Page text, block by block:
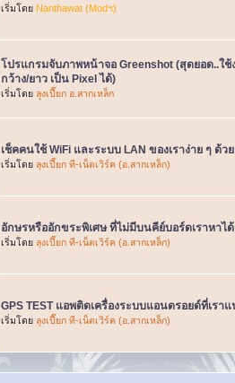
เริ่มโดย Nanthawat (Modฯ)
โปรแกรมจับภาพหน้าจอ Greenshot (สุดยอด..ใ
กว้าง/ยาว เป็น Pixel ได้)
เริ่มโดย ลฺุงเปี๊ยก อ.สากเหล็ก
เช็คคนใช้ WiFi และระบบ LAN ของเราง่าย ๆ ด้
เริ่มโดย ลุงเปี๊ยก ที-เน็ตเวิร์ค (อ.สากเหล็ก)
อักษรหรืออักขระพิเศษ ที่ไม่มีบนคีย์บอร์ดเราหาไ
เริ่มโดย ลุงเปี๊ยก ที-เน็ตเวิร์ค (อ.สากเหล็ก)
GPS TEST แอพติดเครื่องระบบแอนดรอยด์ที่เรา
เริ่มโดย ลุงเปี๊ยก ที-เน็ตเวิร์ค (อ.สากเหล็ก)